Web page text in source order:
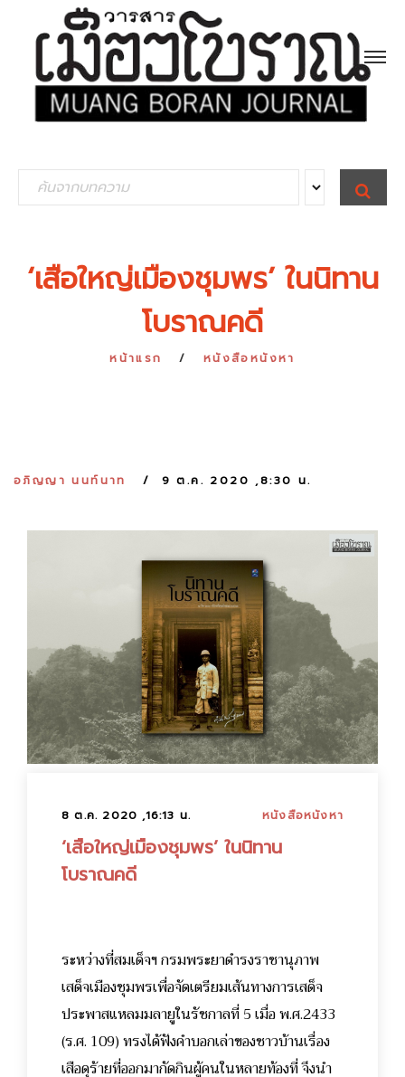
e
S
E
A
‘เสือใหญ่เมืองชุมพร’ ในนิทาน
โบราณคดี
หน้าแรก หนังสือหนังหา
อภิญญา นนท์นาท 9 ต.ค. 2020 ,8:30 น.
8 ต.ค. 2020 ,16:13 น. หนังสือหนังหา
‘เสือใหญ่เมืองชุมพร’ ในนิทาน
โบราณคดี
ระหว่างที่สมเด็จฯ กรมพระยาดำรงราชานุภาพ
เสด็จเมืองชุมพรเพื่อจัดเตรียมเส้นทางการเสด็จ
ประพาสแหลมมลายูในรัชกาลที่ 5 เมื่อ พ.ศ.2433
(ร.ศ. 109) ทรงได้ฟังคำบอกเล่าของชาวบ้านเรื่อง
เสือดุร้ายที่ออกมากัดกินผู้คนในหลายท้องที่ จึงนำ